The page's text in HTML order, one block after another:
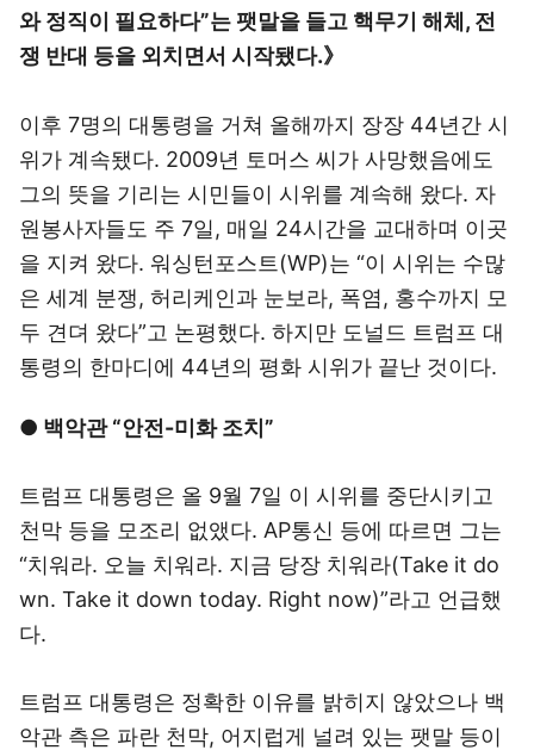
와 정직이 필요하다”는 팻말을 들고 핵무기 해체, 전
쟁 반대 등을 외치면서 시작됐다.》
이후 7명의 대통령을 거쳐 올해까지 장장 44년간 시
위가 계속됐다. 2009년 토머스 씨가 사망했음에도
그의 뜻을 기리는 시민들이 시위를 계속해 왔다. 자
원봉사자들도 주 7일, 매일 24시간을 교대하며 이곳
을 지켜 왔다. 워싱턴포스트(WP)는 “이 시위는 수많
은 세계 분쟁, 허리케인과 눈보라, 폭염, 홍수까지 모
두 견뎌 왔다”고 논평했다. 하지만 도널드 트럼프 대
통령의 한마디에 44년의 평화 시위가 끝난 것이다.
● 백악관 “안전-미화 조치”
트럼프 대통령은 올 9월 7일 이 시위를 중단시키고
천막 등을 모조리 없앴다. AP통신 등에 따르면 그는
“치워라. 오늘 치워라. 지금 당장 치워라(Take it do
wn. Take it down today. Right now)”라고 언급했
다.
트럼프 대통령은 정확한 이유를 밝히지 않았으나 백
악관 측은 파란 천막, 어지럽게 널려 있는 팻말 등이